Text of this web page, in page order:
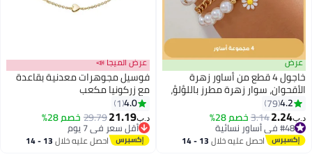
عرض
خاجول 4 قطع من أساور زهرة
الأقحوان، سوار زهرة مطرز باللؤلؤ،
مجموعة أساور متعددة الطبقات
سوار زهرة للنساء مجوهرات
4.2
79
د.ب‏2.24
3.14خصم 28%
#48 في أساور نسائية
#48 في أساور نسائية احصل عليه خلال 13 - 14
عرض الميجا 📣
فوسيل مجوهرات معدنية بقاعدة
مع زركونيا مكعب
4.0
1
د.ب‏21.19
29.79خصم 28%
أقل سعر في 7 يوم
أقل سعر في 7 يوماحصل عليه خلال 13 - 14